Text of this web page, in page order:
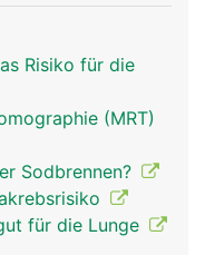
Risiko für die
(MRT)
Sodbrennen?
für die Lunge